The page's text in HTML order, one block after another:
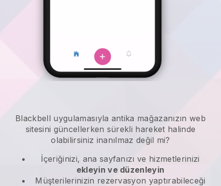
Blackbell uygulamasıyla antika mağazanızın web
sitesini güncellerken sürekli hareket halinde
olabilirsiniz inanılmaz değil mi?
İçeriğinizi, ana sayfanızı ve hizmetlerinizi
ekleyin ve düzenleyin
Müşterilerinizin rezervasyon yaptırabileceği